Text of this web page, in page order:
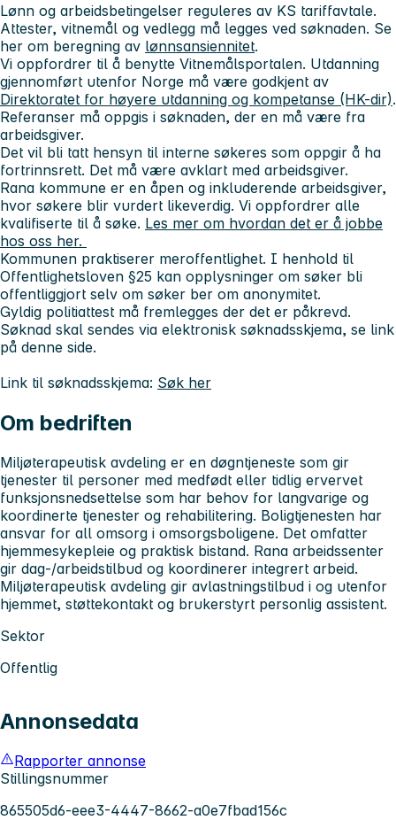
Lønn og arbeidsbetingelser reguleres av KS tariffavtale.
Attester, vitnemål og vedlegg må legges ved søknaden. Se
her om beregning av lønnsansiennitet.
Vi oppfordrer til å benytte Vitnemålsportalen. Utdanning
gjennomført utenfor Norge må være godkjent av
Direktoratet for høyere utdanning og kompetanse (HK-dir).
Referanser må oppgis i søknaden, der en må være fra
arbeidsgiver.
Det vil bli tatt hensyn til interne søkeres som oppgir å ha
fortrinnsrett. Det må være avklart med arbeidsgiver.
Rana kommune er en åpen og inkluderende arbeidsgiver,
hvor søkere blir vurdert likeverdig. Vi oppfordrer alle
kvalifiserte til å søke. Les mer om hvordan det er å jobbe
hos oss her.
Kommunen praktiserer meroffentlighet. I henhold til
Offentlighetsloven §25 kan opplysninger om søker bli
offentliggjort selv om søker ber om anonymitet.
Gyldig politiattest må fremlegges der det er påkrevd.
Søknad skal sendes via elektronisk søknadsskjema, se link
på denne side.
Link til søknadsskjema: Søk her
Om bedriften
Miljøterapeutisk avdeling er en døgntjeneste som gir
tjenester til personer med medfødt eller tidlig ervervet
funksjonsnedsettelse som har behov for langvarige og
koordinerte tjenester og rehabilitering. Boligtjenesten har
ansvar for all omsorg i omsorgsboligene. Det omfatter
hjemmesykepleie og praktisk bistand. Rana arbeidssenter
gir dag-/arbeidstilbud og koordinerer integrert arbeid.
Miljøterapeutisk avdeling gir avlastningstilbud i og utenfor
hjemmet, støttekontakt og brukerstyrt personlig assistent.
Sektor
Offentlig
Annonsedata
Rapporter annonse
Stillingsnummer
865505d6-eee3-4447-8662-a0e7fbad156c